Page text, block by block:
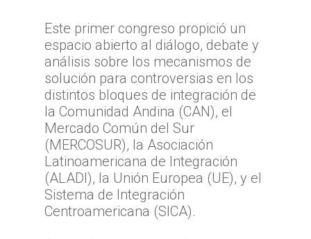
Este primer congreso propició un
espacio abierto al diálogo, debate y
análisis sobre los mecanismos de
solución para controversias en los
distintos bloques de integración de
la Comunidad Andina (CAN), el
Mercado Común del Sur
(MERCOSUR), la Asociación
Latinoamericana de Integración
(ALADI), la Unión Europea (UE), y el
Sistema de Integración
Centroamericana (SICA).